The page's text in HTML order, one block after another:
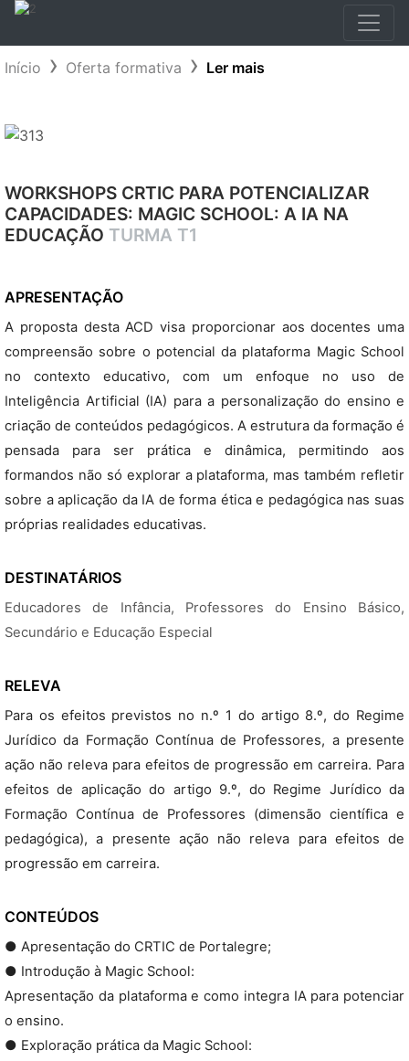
Início Oferta formativa Ler mais
WORKSHOPS CRTIC PARA POTENCIALIZAR
CAPACIDADES: MAGIC SCHOOL: A IA NA
EDUCAÇÃO TURMA T1
APRESENTAÇÃO
A proposta desta ACD visa proporcionar aos docentes uma
compreensão sobre o potencial da plataforma Magic School
no contexto educativo, com um enfoque no uso de
Inteligência Artificial (IA) para a personalização do ensino e
criação de conteúdos pedagógicos. A estrutura da formação é
pensada para ser prática e dinâmica, permitindo aos
formandos não só explorar a plataforma, mas também refletir
sobre a aplicação da IA de forma ética e pedagógica nas suas
próprias realidades educativas.
DESTINATÁRIOS
Educadores de Infância, Professores do Ensino Básico,
Secundário e Educação Especial
RELEVA
Para os efeitos previstos no n.º 1 do artigo 8.º, do Regime
Jurídico da Formação Contínua de Professores, a presente
ação não releva para efeitos de progressão em carreira. Para
efeitos de aplicação do artigo 9.º, do Regime Jurídico da
Formação Contínua de Professores (dimensão científica e
pedagógica), a presente ação não releva para efeitos de
progressão em carreira.
CONTEÚDOS
● Apresentação do CRTIC de Portalegre;
● Introdução à Magic School:
Apresentação da plataforma e como integra IA para potenciar
o ensino.
● Exploração prática da Magic School: